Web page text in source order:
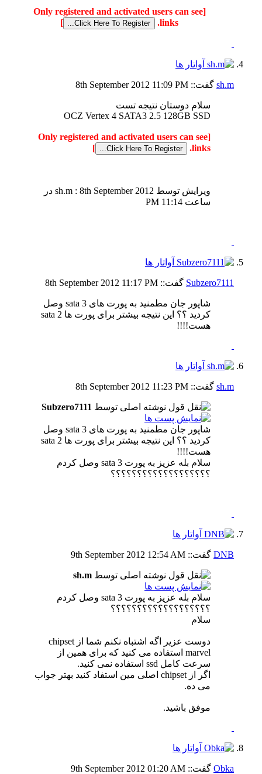
[Only registered and activated users can see
links.
]
sh.m گفت:: 8th September 2012 11:09 PM
سلام دوستان نتیجه تست
OCZ Vertex 4 SATA3 2.5 128GB SSD
[Only registered and activated users can see
links.
]
ویرایش توسط sh.m : 8th September 2012 در
ساعت 11:14 PM
Subzero7111 گفت:: 8th September 2012 11:17 PM
شاپور جان مطمنید به پورت های sata 3 وصل
کردید ؟؟ این نتیجه بیشتر برای پورت ها sata 2
هست!!!!
sh.m گفت:: 8th September 2012 11:23 PM
نوشته اصلی توسط Subzero7111
شاپور جان مطمنید به پورت های sata 3 وصل
کردید ؟؟ این نتیجه بیشتر برای پورت ها sata 2
هست!!!!
سلام بله عزیز به پورت sata 3 وصل کردم
؟؟؟؟؟؟؟؟؟؟؟؟؟؟؟؟؟؟؟
DNB گفت:: 9th September 2012 12:54 AM
نوشته اصلی توسط sh.m
سلام بله عزیز به پورت sata 3 وصل کردم
؟؟؟؟؟؟؟؟؟؟؟؟؟؟؟؟؟؟؟
سلام
دوست عزیر اگه اشتباه نکنم شما از chipset
marvel استفاده می کنید که برای همین از
سرعت کامل ssd استفاده نمی کنید.
اگر از chipset اصلی مین استفاد کنید بهتر جواب
می ده.
موفق باشید.
Obka گفت:: 9th September 2012 01:20 AM